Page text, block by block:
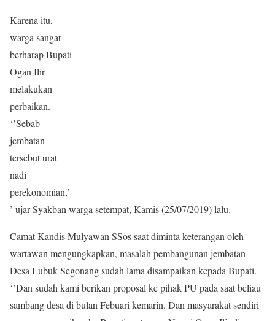
Karena itu,
warga sangat
berharap Bupati
Ogan Ilir
melakukan
perbaikan.
‘’Sebab
jembatan
tersebut urat
nadi
perekonomian,’
’ ujar Syakban warga setempat, Kamis (25/07/2019) lalu.
Camat Kandis Mulyawan SSos saat diminta keterangan oleh
wartawan mengungkapkan, masalah pembangunan jembatan
Desa Lubuk Segonang sudah lama disampaikan kepada Bupati.
‘’Dan sudah kami berikan proposal ke pihak PU pada saat beliau
sambang desa di bulan Febuari kemarin. Dan masyarakat sendiri